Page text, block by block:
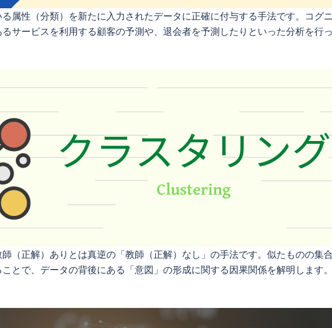
属性（分類）を新たに入力されたデータに正確に付与する手法です。コグ
サービスを利用する顧客の予測や、退会者を予測したりといった分析を行っ
（正解）ありとは真逆の「教師（正解）なし」の手法です。似たものの
とで、データの背後にある「意図」の形成に関する因果関係を解明します。